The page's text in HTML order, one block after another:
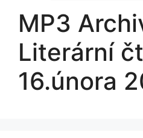
MP3
Literární
16.února